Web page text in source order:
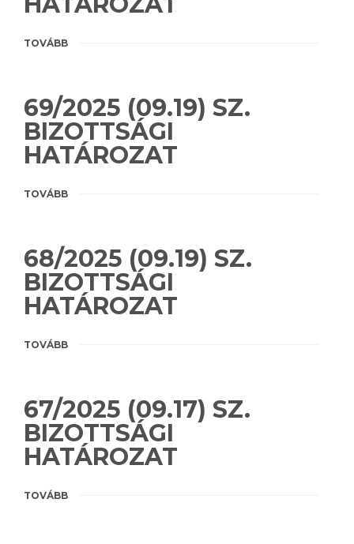
TOVÁBB
69/2025 (09.19) SZ.
BIZOTTSÁGI
HATÁROZAT
TOVÁBB
68/2025 (09.19) SZ.
BIZOTTSÁGI
HATÁROZAT
TOVÁBB
67/2025 (09.17) SZ.
BIZOTTSÁGI
HATÁROZAT
TOVÁBB